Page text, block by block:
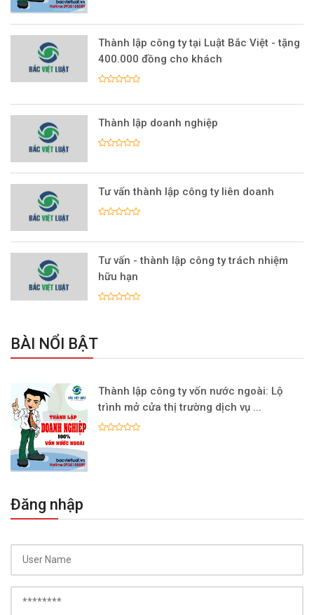
Thành lập công ty tại Luật Bắc Việt - tặng
400.000 đồng cho khách
Thành lập doanh nghiệp
Tư vấn thành lập công ty liên doanh
Tư vấn - thành lập công ty trách nhiệm
hữu hạn
BÀI NỔI BẬT
Thành lập công ty vốn nước ngoài: Lộ
trình mở cửa thị trường dịch vụ ...
Đăng nhập